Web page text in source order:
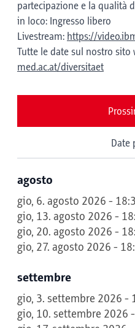
partecipazione e la qualità
in loco: Ingresso libero
Livestream: https://
Tutte le date sul nostro sito
med.ac.at/diversitaet
Date
agosto
gio, 6. agosto 2026 -
gio, 13. agosto 2026 -
gio, 20. agosto 2026 -
gio, 27. agosto 2026 -
settembre
gio, 3. settembre 2026 -
gio, 10. settembre 2026